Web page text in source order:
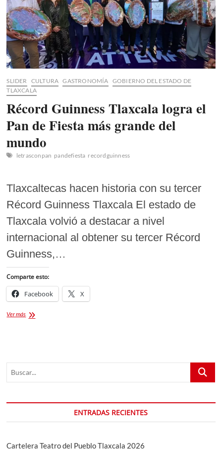
SLIDER CULTURA GASTRONOMÍA GOBIERNO DEL ESTADO DE
TLAXCALA
Récord Guinness Tlaxcala logra el
Pan de Fiesta más grande del
mundo
letrasconpan pandefiesta recordguinness
Tlaxcaltecas hacen historia con su tercer
Récord Guinness Tlaxcala El estado de
Tlaxcala volvió a destacar a nivel
internacional al obtener su tercer Récord
Guinness,…
Comparte esto:
Facebook X
Ver másRécord
Fiesta
más
del
Buscar...
ENTRADAS RECIENTES
Cartelera Teatro del Pueblo Tlaxcala 2026